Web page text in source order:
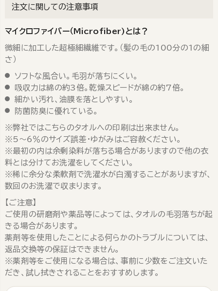
注文に関しての注意事項
マイクロファイバー（Microfiber)とは？
微細に加工した超極細繊維です。（髪の毛の100分の1の細
さ）
ソフトな風合い。毛羽が落ちにくい。
吸収力は綿の約3倍。乾燥スピードが綿の約7倍。
細かい汚れ、油膜を落としやすい。
防菌防臭に優れている。
※弊社ではこちらのタオルへの印刷は出来ません。
※5～6％のサイズ誤差・ゆがみはご容赦ください。
※最初の内は余剰染料が落ちる場合がありますので他の衣
料とは分けてお洗濯をしてください。
※稀に余分な柔軟剤で洗濯水が白濁することがありますが、
数回のお洗濯で収まります。
【ご注意】
ご使用の研磨剤や薬品等によっては、タオルの毛羽落ちが起
きる場合があります。
薬剤等を使用したことによる何らかのトラブルについては、
返品交換等の保証はできません。
※薬剤等をご使用になる場合は、事前に少数をご注文いた
だき、試し拭きされることをおすすめします。